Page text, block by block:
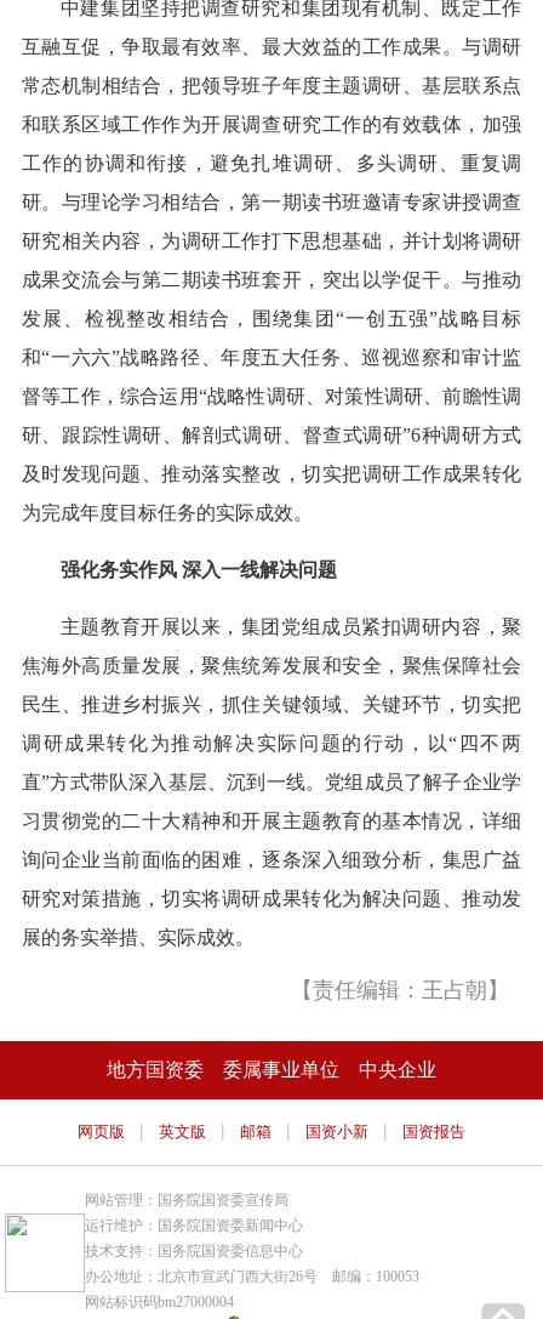
中建集团坚持把调查研究和集团现有机制、既定工作
互融互促，争取最有效率、最大效益的工作成果。与调研
常态机制相结合，把领导班子年度主题调研、基层联系点
和联系区域工作作为开展调查研究工作的有效载体，加强
工作的协调和衔接，避免扎堆调研、多头调研、重复调
研。与理论学习相结合，第一期读书班邀请专家讲授调查
研究相关内容，为调研工作打下思想基础，并计划将调研
成果交流会与第二期读书班套开，突出以学促干。与推动
发展、检视整改相结合，围绕集团“一创五强”战略目标
和“一六六”战略路径、年度五大任务、巡视巡察和审计监
督等工作，综合运用“战略性调研、对策性调研、前瞻性调
研、跟踪性调研、解剖式调研、督查式调研”6种调研方式
及时发现问题、推动落实整改，切实把调研工作成果转化
为完成年度目标任务的实际成效。
强化务实作风 深入一线解决问题
主题教育开展以来，集团党组成员紧扣调研内容，聚
焦海外高质量发展，聚焦统筹发展和安全，聚焦保障社会
民生、推进乡村振兴，抓住关键领域、关键环节，切实把
调研成果转化为推动解决实际问题的行动，以“四不两
直”方式带队深入基层、沉到一线。党组成员了解子企业学
习贯彻党的二十大精神和开展主题教育的基本情况，详细
询问企业当前面临的困难，逐条深入细致分析，集思广益
研究对策措施，切实将调研成果转化为解决问题、推动发
展的务实举措、实际成效。
【责任编辑：王占朝】
地方国资委 委属事业单位 中央企业
网页版 | 英文版 | 邮箱 | 国资小新 | 国资报告
网站管理：国务院国资委宣传局
运行维护：国务院国资委新闻中心
技术支持：国务院国资委信息中心
办公地址：北京市宣武门西大街26号 邮编：100053
网站标识码bm27000004